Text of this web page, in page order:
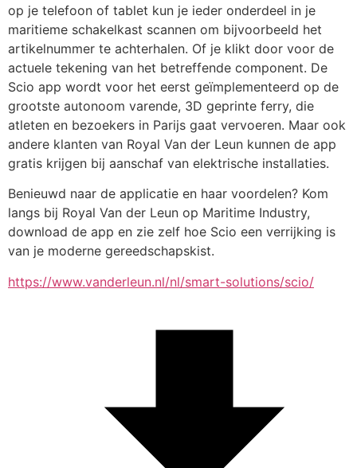
op je telefoon of tablet kun je ieder onderdeel in je
maritieme schakelkast scannen om bijvoorbeeld het
artikelnummer te achterhalen. Of je klikt door voor de
actuele tekening van het betreffende component. De
Scio app wordt voor het eerst geïmplementeerd op de
grootste autonoom varende, 3D geprinte ferry, die
atleten en bezoekers in Parijs gaat vervoeren. Maar ook
andere klanten van Royal Van der Leun kunnen de app
gratis krijgen bij aanschaf van elektrische installaties.
Benieuwd naar de applicatie en haar voordelen? Kom
langs bij Royal Van der Leun op Maritime Industry,
download de app en zie zelf hoe Scio een verrijking is
van je moderne gereedschapskist.
https://www.vanderleun.nl/nl/smart-solutions/scio/